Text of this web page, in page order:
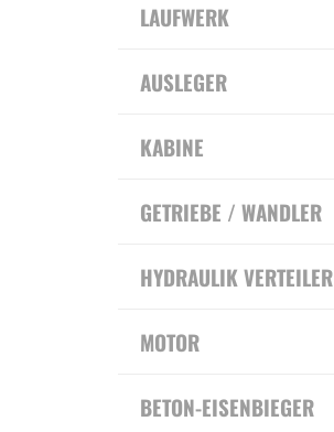
LAUFWERK
AUSLEGER
KABINE
GETRIEBE / WANDLER
HYDRAULIK VERTEILER
MOTOR
BETON-EISENBIEGER